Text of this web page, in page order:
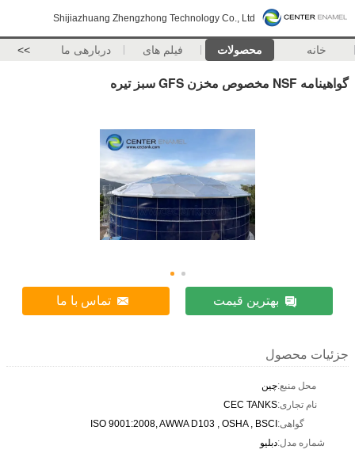
Shijiazhuang Zhengzhong Technology Co., Ltd
خانه محصولات فیلم های دربارهی ما >>
گواهینامه NSF مخصوص مخزن GFS سبز تیره
بهترین قیمت تماس با ما
جزئیات محصول
محل منبع:چین
نام تجاری:CEC TANKS
گواهی:ISO 9001:2008, AWWA D103 , OSHA , BSCI
شماره مدل:دبلیو